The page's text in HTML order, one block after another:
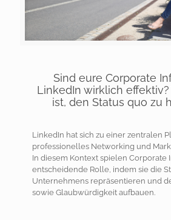
Sind eure Corporate
LinkedIn wirklich
ist, den Status quo zu
LinkedIn hat sich zu einer zentralen
professionelles Networking und
In diesem Kontext spielen Corporate
entscheidende Rolle, indem sie die
Unternehmens repräsentieren und
sowie Glaubwürdigkeit aufbauen.